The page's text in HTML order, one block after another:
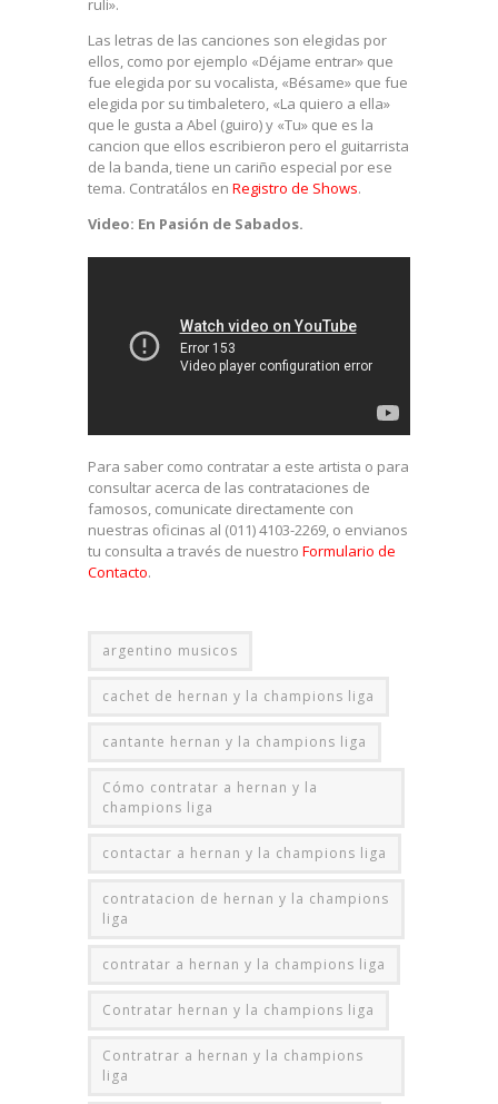
Las letras de las canciones son elegidas por
ellos, como por ejemplo «Déjame entrar» que
fue elegida por su vocalista, «Bésame» que fue
elegida por su timbaletero, «La quiero a ella»
que le gusta a Abel (guiro) y «Tu» que es la
cancion que ellos escribieron pero el guitarrista
de la banda, tiene un cariño especial por ese
tema. Contratálos en Registro de Shows.
Video: En Pasión de Sabados.
Para saber como contratar a este artista o para
consultar acerca de las contrataciones de
famosos, comunicate directamente con
nuestras oficinas al (011) 4103-2269, o envianos
tu consulta a través de nuestro Formulario de
Contacto.
argentino musicos
cachet de hernan y la champions liga
cantante hernan y la champions liga
Cómo contratar a hernan y la
champions liga
contactar a hernan y la champions liga
contratacion de hernan y la champions
liga
contratar a hernan y la champions liga
Contratar hernan y la champions liga
Contratrar a hernan y la champions
liga